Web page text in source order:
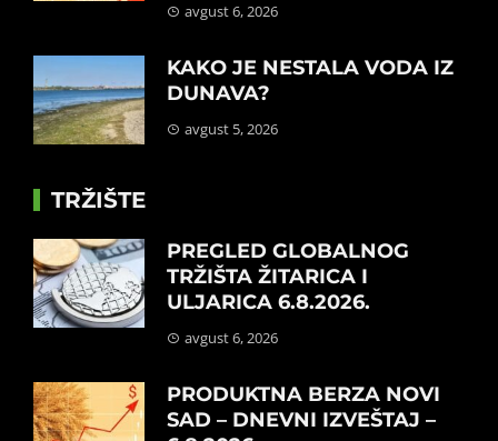
avgust 6, 2026
KAKO JE NESTALA VODA IZ
DUNAVA?
avgust 5, 2026
TRŽIŠTE
PREGLED GLOBALNOG
TRŽIŠTA ŽITARICA I
ULJARICA 6.8.2026.
avgust 6, 2026
PRODUKTNA BERZA NOVI
SAD – DNEVNI IZVEŠTAJ –